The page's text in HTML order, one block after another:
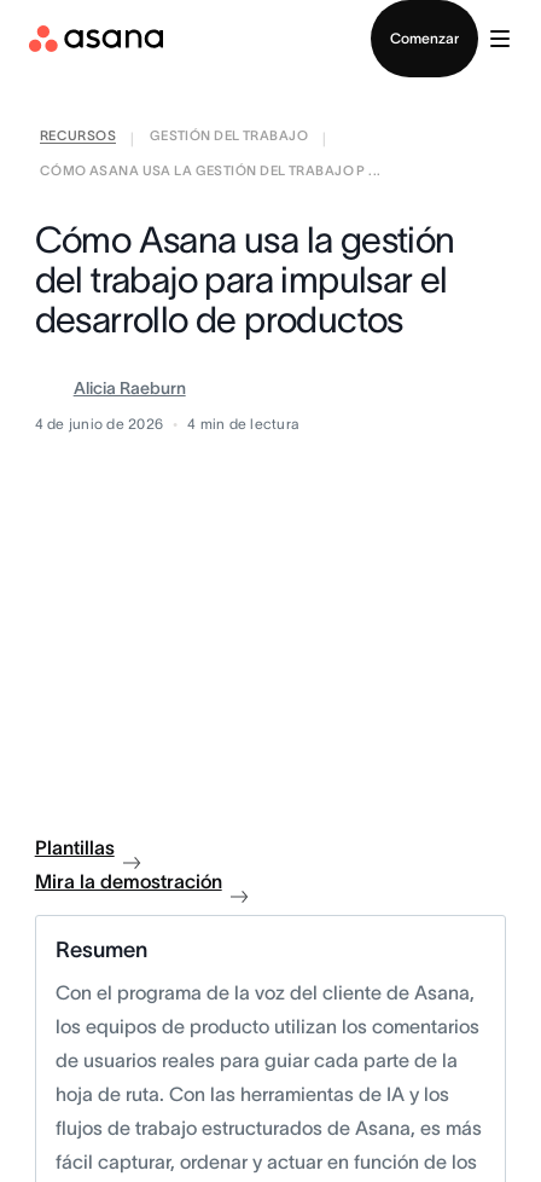
Comenzar
RECURSOS GESTIÓN DEL TRABAJO
CÓMO ASANA USA LA GESTIÓN DEL TRABAJO P ...
Cómo Asana usa la gestión
del trabajo para impulsar el
desarrollo de productos
Alicia Raeburn
4 de junio de 2026 4 min de lectura
Plantillas
Mira la demostración
Resumen
Con el programa de la voz del cliente de Asana,
los equipos de producto utilizan los comentarios
de usuarios reales para guiar cada parte de la
hoja de ruta. Con las herramientas de IA y los
flujos de trabajo estructurados de Asana, es más
fácil capturar, ordenar y actuar en función de los